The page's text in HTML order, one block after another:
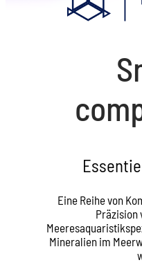
Eine Reihe von
Präzision
Mineralien im